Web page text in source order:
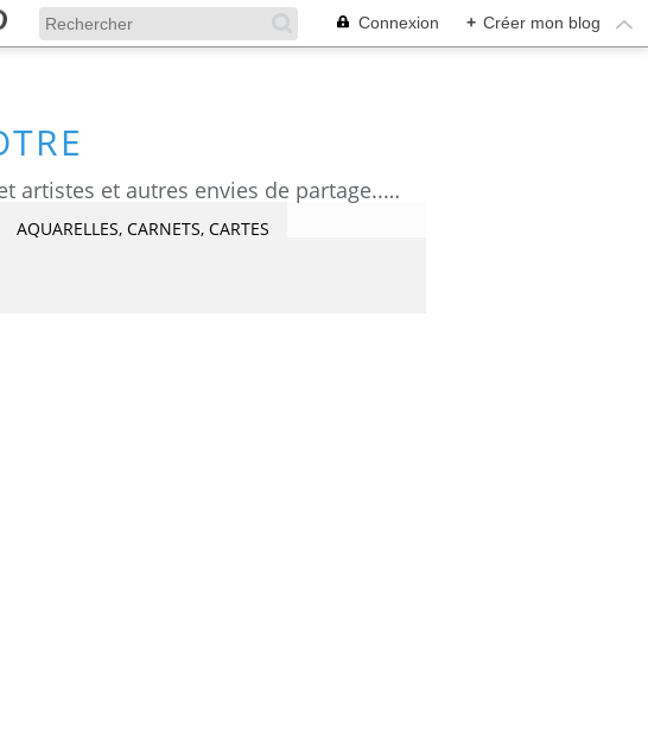
Connexion + Créer mon blog
découvrez mes aquarelles, mes tutoriels, mes coups de coeur lecture et artistes et autres envies de partage....Céline Castaingt-T.
AQUARELLES, CARNETS, CARTES